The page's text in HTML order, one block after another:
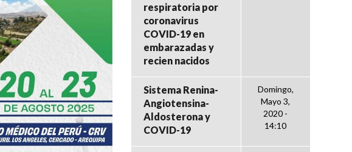
respiratoria por
coronavirus
COVID-19 en
embarazadas y
recien nacidos
Sistema Renina-
Angiotensina-
Aldosterona y
COVID-19
Domingo,
Mayo 3,
2020 -
14:10